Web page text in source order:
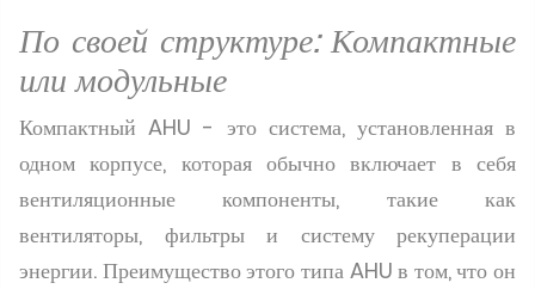
По своей структуре: Компактные
или модульные
Компактный AHU - это система, установленная в
одном корпусе, которая обычно включает в себя
вентиляционные компоненты, такие как
вентиляторы, фильтры и систему рекуперации
энергии. Преимущество этого типа AHU в том, что он